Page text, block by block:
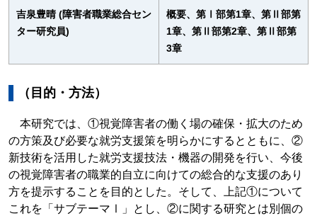
吉泉豊晴 (障害者職業総合セン
ター研究員)
概要、第Ⅰ部第1章、第Ⅱ部第
1章、第Ⅱ部第2章、第Ⅱ部第
3章
（目的・方法）
本研究では、①視覚障害者の働く場の確保・拡大のため
の方策及び必要な就労支援策を明らかにするとともに、②
新技術を活用した就労支援技法・機器の開発を行い、今後
の視覚障害者の職業的自立に向けての総合的な支援のあり
方を提示することを目的とした。そして、上記①について
これを「サブテーマⅠ」とし、②に関する研究とは別個の